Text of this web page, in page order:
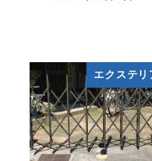
エクステリ